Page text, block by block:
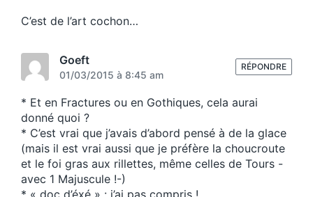
C’est de l’art cochon…
Goeft
01/03/2015 à 8:45 am
* Et en Fractures ou en Gothiques, cela aurai
donné quoi ?
* C’est vrai que j’avais d’abord pensé à de la glace
(mais il est vrai aussi que je préfère la choucroute
et le foi gras aux rillettes, même celles de Tours -
avec 1 Majuscule !-)
* « doc d’éxé » : j’ai pas compris !
RÉPONDRE